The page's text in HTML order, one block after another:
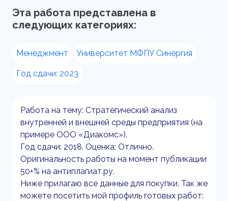
Эта работа представлена в
следующих категориях:
Менеджмент Университет МФПУ Синергия
Год сдачи: 2023
Работа на тему: Стратегический анализ
внутренней и внешней среды предприятия (на
примере ООО «Диакомс»).
Год сдачи: 2018. Оценка: Отлично.
Оригинальность работы на момент публикации
50+% на антиплагиат.ру.
Ниже прилагаю все данные для покупки. Так же
можете посетить мой профиль готовых работ: